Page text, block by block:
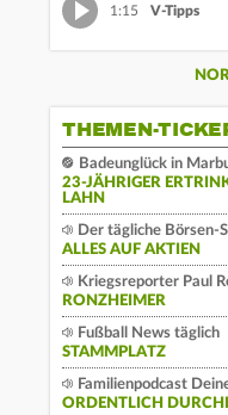
1:15 V-Tipps
THEMEN-
Badeunglück in
23-JÄHRIGER
LAHN
Der tägliche Börsen-
ALLES AUF AKTIEN
Kriegsreporter Paul
RONZHEIMER
Fußball News täglich
STAMMPLATZ
Familienpodcast
ORDENTLICH